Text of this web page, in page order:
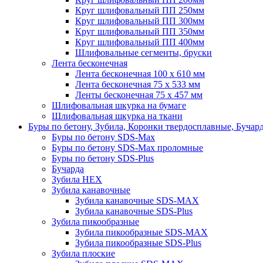
Круг шлифовальный ПП 250мм
Круг шлифовальный ПП 300мм
Круг шлифовальный ПП 350мм
Круг шлифовальный ПП 400мм
Шлифовальные сегменты, бруски
Лента бесконечная
Лента бесконечная 100 х 610 мм
Лента бесконечная 75 х 533 мм
Ленты бесконечная 75 х 457 мм
Шлифовальная шкурка на бумаге
Шлифовальная шкурка на ткани
Буры по бетону, Зубила, Коронки твердосплавные,
Буры по бетону SDS-Max
Буры по бетону SDS-Max проломные
Буры по бетону SDS-Plus
Бучарда
Зубила HEX
Зубила канавочные
Зубила канавочные SDS-MAX
Зубила канавочные SDS-Plus
Зубила пикообразные
Зубила пикообразные SDS-MAX
Зубила пикообразные SDS-Plus
Зубила плоские